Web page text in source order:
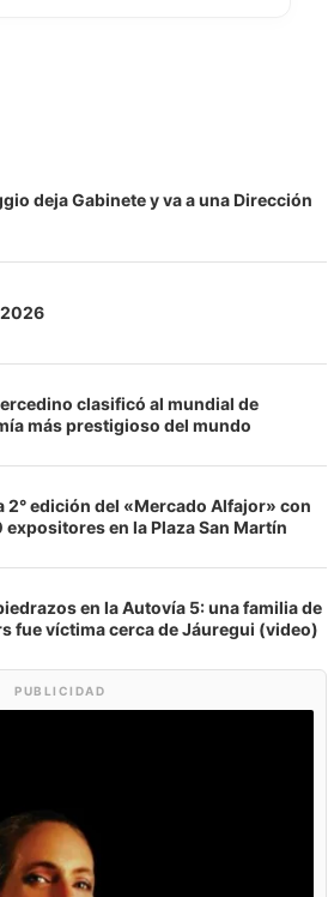
deja Gabinete y va a una Dirección
clasificó al mundial de
más prestigioso del mundo
2° edición del «Mercado Alfajor» con
expositores en la Plaza San Martín
en la Autovía 5: una familia de
fue víctima cerca de Jáuregui (video)
PUBLICIDAD